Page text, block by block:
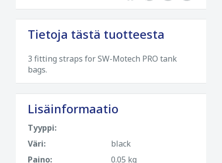
Tietoja tästä tuotteesta
3 fitting straps for SW-Motech PRO tank
bags.
Lisäinformaatio
Tyyppi:
Väri:
black
Paino:
0.05 kg